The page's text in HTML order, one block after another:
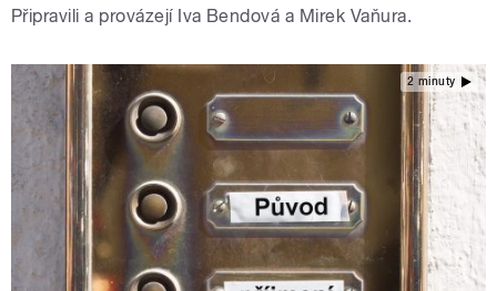
Připravili a provázejí Iva Bendová a Mirek Vaňura.
2 minuty